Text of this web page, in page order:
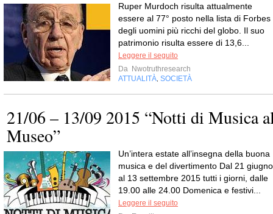
Ruper Murdoch risulta attualmente
essere al 77° posto nella lista di Forbes
degli uomini più ricchi del globo. Il suo
patrimonio risulta essere di 13,6...
Leggere il seguito
Da Nwotruthresearch
ATTUALITÀ SOCIETÀ
21/06 – 13/09 2015 “Notti di Musica
Museo”
Un’intera estate all’insegna della buona
musica e del divertimento Dal 21 giugno
al 13 settembre 2015 tutti i giorni, dalle
19.00 alle 24.00 Domenica e festivi...
Leggere il seguito